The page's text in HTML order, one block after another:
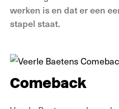
werken is en dat er een
stapel staat.
Comeback